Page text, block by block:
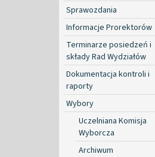
Sprawozdania
Informacje Prorektorów
Terminarze posiedzeń i
składy Rad Wydziałów
Dokumentacja kontroli i
raporty
Wybory
Uczelniana Komisja
Wyborcza
Archiwum